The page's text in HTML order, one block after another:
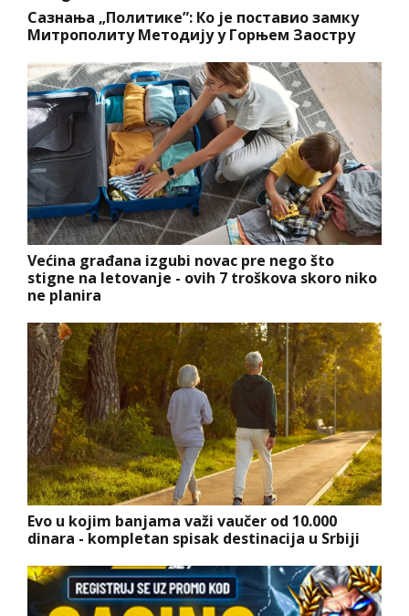
Сазнања „Политике”: Ко је поставио замку
Митрополиту Методију у Горњем Заостру
Većina građana izgubi novac pre nego što
stigne na letovanje - ovih 7 troškova skoro niko
ne planira
Evo u kojim banjama važi vaučer od 10.000
dinara - kompletan spisak destinacija u Srbiji